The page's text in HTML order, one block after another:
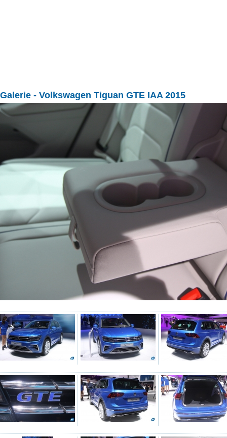
Galerie - Volkswagen Tiguan GTE IAA 2015